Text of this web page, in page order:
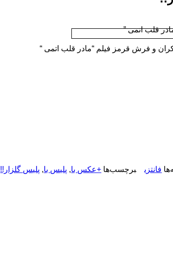
قلب اتمی ”
و فرش قرمز فیلم “مادر قلب اتمی “
فانتزی برچسب‌ها +عکس با, پلیس با, پلیس گلزار!!